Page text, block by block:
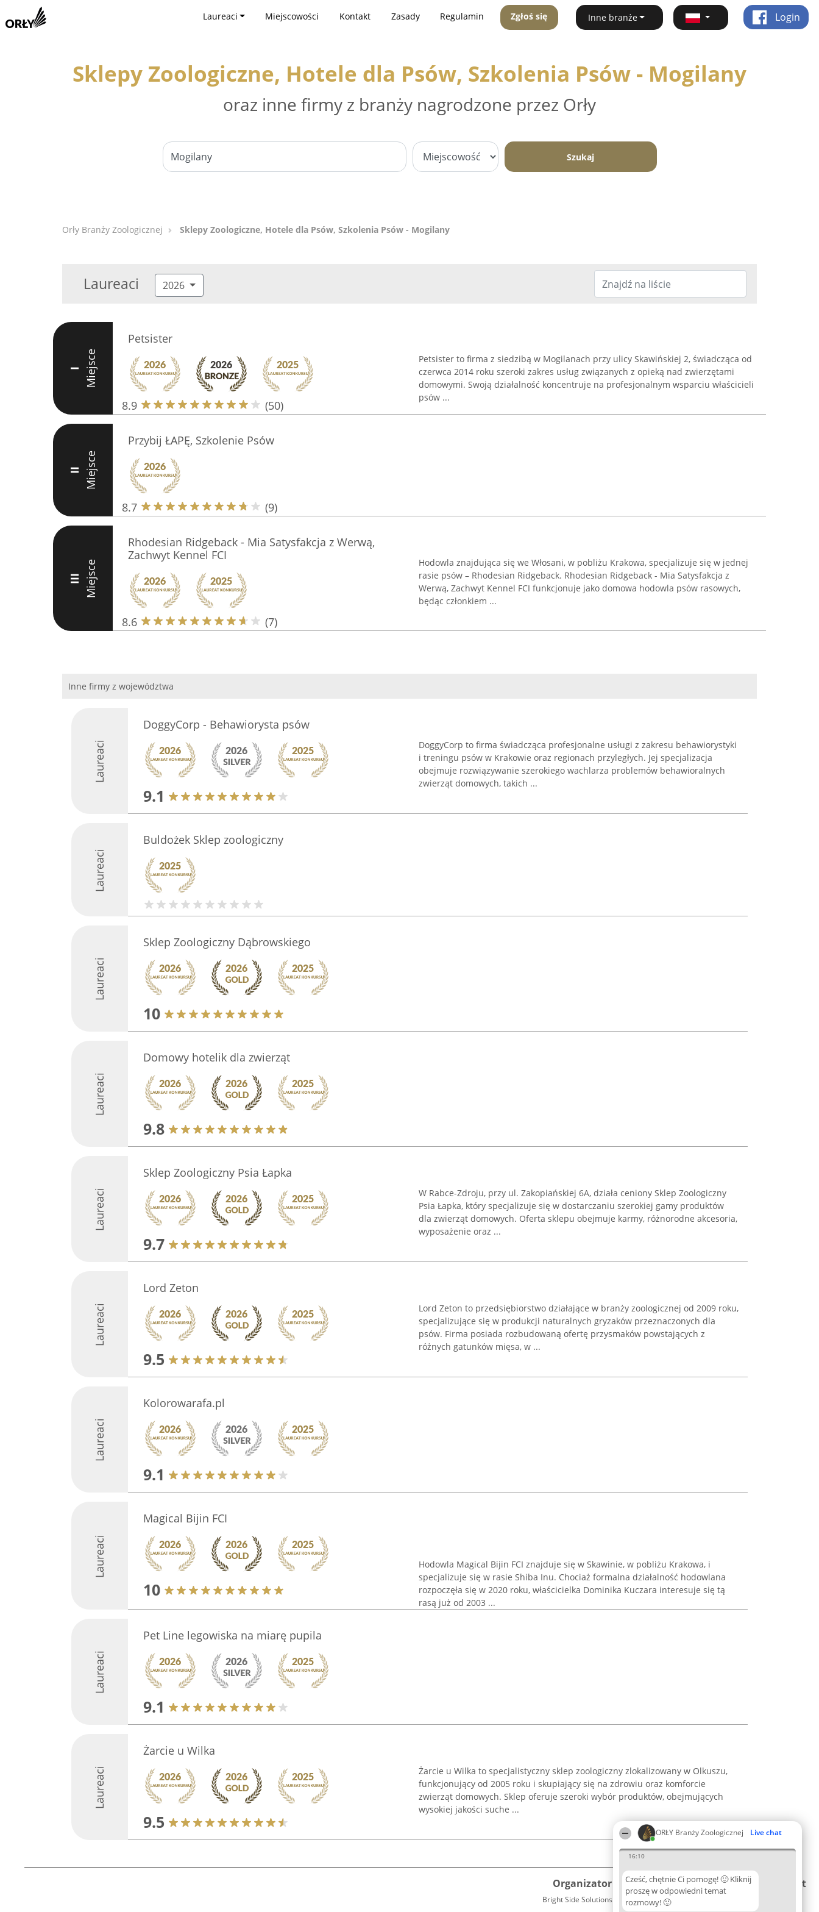
ORŁY Branży Zoologicznej Live chat
16:10
Cześć, chętnie Ci pomogę! 🙂 Kliknij
proszę w odpowiedni temat
rozmowy! 🙂
Laureaci Miejscowości Kontakt Zasady Regulamin Zgłoś się Inne branże Login
Sklepy Zoologiczne, Hotele dla Psów, Szkolenia Psów - Mogilany
oraz inne firmy z branży nagrodzone przez Orły
Szukaj
Orły Branży Zoologicznej Sklepy Zoologiczne, Hotele dla Psów, Szkolenia Psów - Mogilany
Laureaci 2026
I Miejsce
Petsister
8.9 (50)
Petsister to firma z siedzibą w Mogilanach przy ulicy Skawińskiej 2, świadcząca od
czerwca 2014 roku szeroki zakres usług związanych z opieką nad zwierzętami
domowymi. Swoją działalność koncentruje na profesjonalnym wsparciu właścicieli
psów ...
II Miejsce
Przybij ŁAPĘ, Szkolenie Psów
8.7 (9)
III Miejsce
Rhodesian Ridgeback - Mia Satysfakcja z Werwą,
Zachwyt Kennel FCI
8.6 (7)
Hodowla znajdująca się we Włosani, w pobliżu Krakowa, specjalizuje się w jednej
rasie psów – Rhodesian Ridgeback. Rhodesian Ridgeback - Mia Satysfakcja z
Werwą, Zachwyt Kennel FCI funkcjonuje jako domowa hodowla psów rasowych,
będąc członkiem ...
Inne firmy z województwa
Laureaci
DoggyCorp - Behawiorysta psów
9.1
DoggyCorp to firma świadcząca profesjonalne usługi z zakresu behawiorystyki
i treningu psów w Krakowie oraz regionach przyległych. Jej specjalizacja
obejmuje rozwiązywanie szerokiego wachlarza problemów behawioralnych
zwierząt domowych, takich ...
Laureaci
Buldożek Sklep zoologiczny
Laureaci
Sklep Zoologiczny Dąbrowskiego
10
Laureaci
Domowy hotelik dla zwierząt
9.8
Laureaci
Sklep Zoologiczny Psia Łapka
9.7
W Rabce-Zdroju, przy ul. Zakopiańskiej 6A, działa ceniony Sklep Zoologiczny
Psia Łapka, który specjalizuje się w dostarczaniu szerokiej gamy produktów
dla zwierząt domowych. Oferta sklepu obejmuje karmy, różnorodne akcesoria,
wyposażenie oraz ...
Laureaci
Lord Zeton
9.5
Lord Zeton to przedsiębiorstwo działające w branży zoologicznej od 2009 roku,
specjalizujące się w produkcji naturalnych gryzaków przeznaczonych dla
psów. Firma posiada rozbudowaną ofertę przysmaków powstających z
różnych gatunków mięsa, w ...
Laureaci
Kolorowarafa.pl
9.1
Laureaci
Magical Bijin FCI
10
Hodowla Magical Bijin FCI znajduje się w Skawinie, w pobliżu Krakowa, i
specjalizuje się w rasie Shiba Inu. Chociaż formalna działalność hodowlana
rozpoczęła się w 2020 roku, właścicielka Dominika Kuczara interesuje się tą
rasą już od 2003 ...
Laureaci
Pet Line legowiska na miarę pupila
9.1
Laureaci
Żarcie u Wilka
9.5
Żarcie u Wilka to specjalistyczny sklep zoologiczny zlokalizowany w Olkuszu,
funkcjonujący od 2005 roku i skupiający się na zdrowiu oraz komforcie
zwierząt domowych. Sklep oferuje szeroki wybór produktów, obejmujących
wysokiej jakości suche ...
Organizator plebiscytu
Bright Side Solutions sp. z o. o. sp. k.
Plebiscyt Kontakt